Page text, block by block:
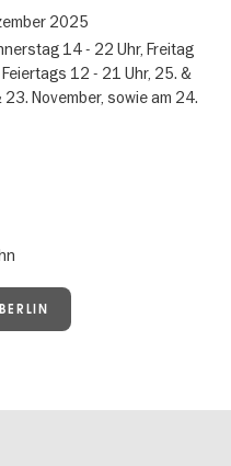
2025
14 - 22 Uhr, Freitag
12 - 21 Uhr, 25. &
November, sowie am 24.